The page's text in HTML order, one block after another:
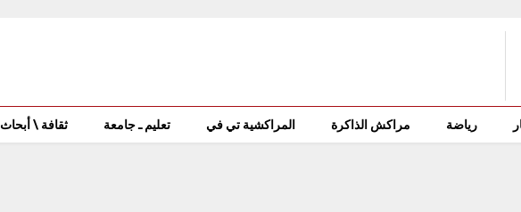
رياضة مراكش الذاكرة المراكشية تي في تعليم ـ جامعة ثقافة \ أبحاث